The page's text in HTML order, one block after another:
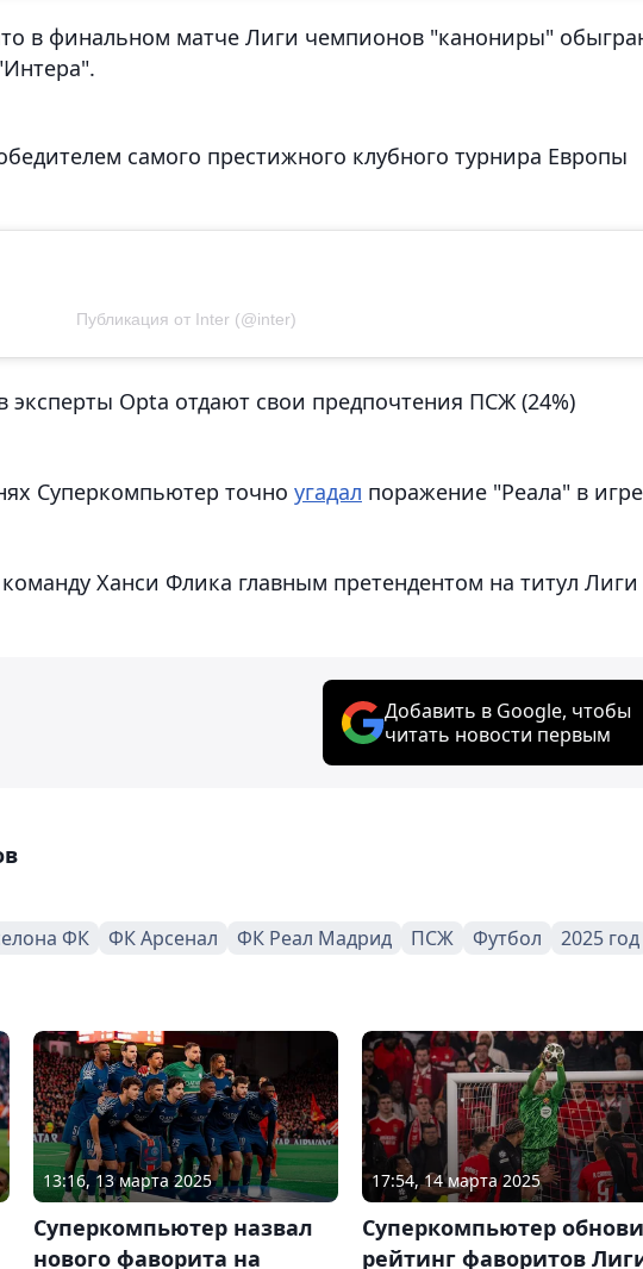
в финальном матче Лиги чемпионов "канониры"
самого престижного клубного турнира Европы
Публикация от Inter (@inter)
эксперты Opta отдают свои предпочтения ПСЖ (24%)
Суперкомпьютер точно угадал поражение "Реала" в
команду Ханси Флика главным претендентом на титул Лиги
Добавить в Google, чтобы
читать новости первым
ФК ФК Арсенал ФК Реал Мадрид ПСЖ Футбол 2025 год
13:16, 13 марта 2025
Суперкомпьютер назвал
нового фаворита на
17:54, 14 марта 2025
Суперкомпьютер
рейтинг фаворитов